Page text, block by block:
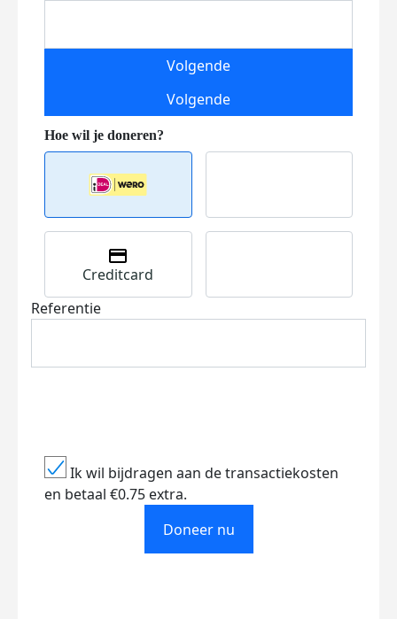
Volgende
Volgende
Creditcard
Referentie
Ik wil bijdragen aan de transactiekosten
en betaal €0.75 extra.
Doneer nu